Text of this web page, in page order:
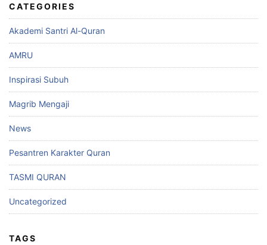
CATEGORIES
Akademi Santri Al-Quran
AMRU
Inspirasi Subuh
Magrib Mengaji
News
Pesantren Karakter Quran
TASMI QURAN
Uncategorized
TAGS